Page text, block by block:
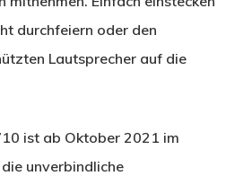
durchfeiern oder den
Lautsprecher auf die
ist ab Oktober 2021 im
unverbindliche